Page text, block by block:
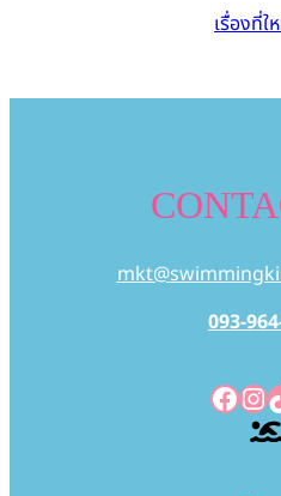
เรื่อง
เรื่องที่ใ
093-